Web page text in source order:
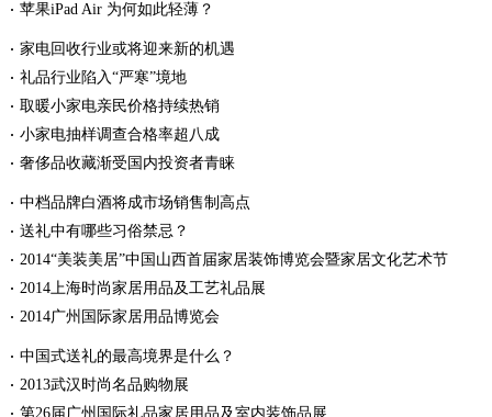
苹果iPad Air 为何如此轻薄？
家电回收行业或将迎来新的机遇
礼品行业陷入“严寒”境地
取暖小家电亲民价格持续热销
小家电抽样调查合格率超八成
奢侈品收藏渐受国内投资者青睐
中档品牌白酒将成市场销售制高点
送礼中有哪些习俗禁忌？
2014“美装美居”中国山西首届家居装饰博览会暨家居文化艺术节
2014上海时尚家居用品及工艺礼品展
2014广州国际家居用品博览会
中国式送礼的最高境界是什么？
2013武汉时尚名品购物展
第26届广州国际礼品家居用品及室内装饰品展